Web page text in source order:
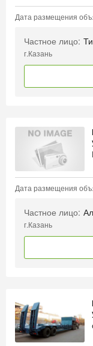
Дата размещения
Частное лицо:
г.Казань
Дата размещения
Частное лицо:
г.Казань